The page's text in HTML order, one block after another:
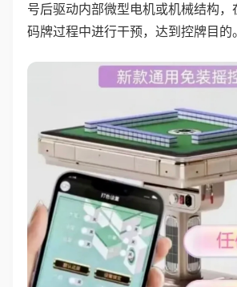
号后驱动内部微型电机或机械结构，
码牌过程中进行干预，达到控牌目的。